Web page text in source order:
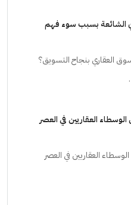
الشائعة بسبب سوء فهم
العقاري بنجاح التسويق؟
90% من الوسطاء العقاريين في العصر
90% من الوسطاء العقاريين في العصر